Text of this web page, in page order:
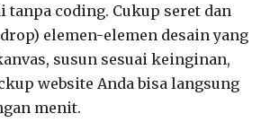
tanpa coding. Cukup seret dan
elemen-elemen desain yang
susun sesuai keinginan,
website Anda bisa langsung
menit.